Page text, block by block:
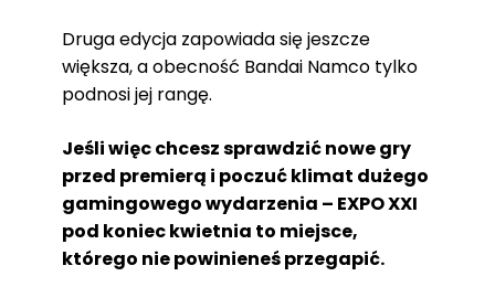
Druga edycja zapowiada się jeszcze
większa, a obecność Bandai Namco tylko
podnosi jej rangę.
Jeśli więc chcesz sprawdzić nowe gry
przed premierą i poczuć klimat dużego
gamingowego wydarzenia – EXPO XXI
pod koniec kwietnia to miejsce,
którego nie powinieneś przegapić.